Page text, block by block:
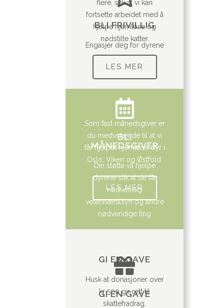
BLI FRIVILLIG
Engasjer deg for dyrene
flere, slik at vi kan
fortsette arbeidet med å
hjelpe hjemløse og
nødstilte katter.
LES MER
BLI
MÅNEDSGIVER
Din støtte vil hjelpe
dyrene slik at de får
nødvendig
veterinærtilsyn og andre
nødvendige ting
Som fast månedsgiver er
du medvirkende til at vi
får hjulpet hjemløse dyr i
Oslo, Viken og Østfold.
LES MER
GI EN GAVE
GI EN GAVE
Husk at donasjoner over
kr 500 gir rett til
skattefradrag.